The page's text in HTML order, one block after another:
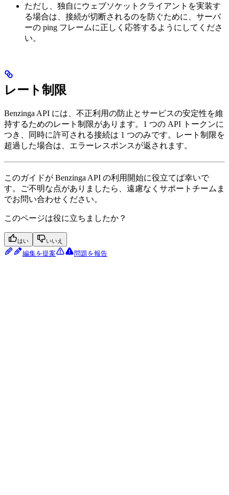
ただし、独自にウェブソケットクライアントを実装す
る場合は、接続が切断されるのを防ぐために、サーバ
ーの ping フレームに正しく応答するようにしてくださ
い。
レート制限
Benzinga API には、不正利用の防止とサービスの安定性を維
持するためのレート制限があります。1 つの API トークンに
つき、同時に許可される接続は 1 つのみです。レート制限を
超過した場合は、エラーレスポンスが返されます。
このガイドが Benzinga API の利用開始に役立てば幸いで
す。ご不明な点がありましたら、遠慮なくサポートチームま
でお問い合わせください。
このページは役に立ちましたか？
はい いいえ
編集を提案 問題を報告